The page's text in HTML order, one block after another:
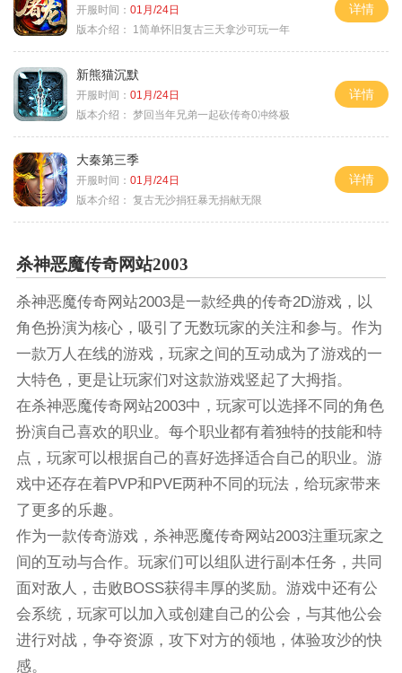
开服时间： 01月/24日
版本介绍：
1简单怀旧复古三天拿沙可玩一年
详情
新熊猫沉默
开服时间： 01月/24日
版本介绍： 梦回当年兄弟一起砍传奇0冲终极
详情
大秦第三季
开服时间： 01月/24日
版本介绍： 复古无沙捐狂暴无捐献无限
详情
杀神恶魔传奇网站2003
杀神恶魔传奇网站2003是一款经典的传奇2D游戏，以
角色扮演为核心，吸引了无数玩家的关注和参与。作为
一款万人在线的游戏，玩家之间的互动成为了游戏的一
大特色，更是让玩家们对这款游戏竖起了大拇指。
在杀神恶魔传奇网站2003中，玩家可以选择不同的角色
扮演自己喜欢的职业。每个职业都有着独特的技能和特
点，玩家可以根据自己的喜好选择适合自己的职业。游
戏中还存在着PVP和PVE两种不同的玩法，给玩家带来
了更多的乐趣。
作为一款传奇游戏，杀神恶魔传奇网站2003注重玩家之
间的互动与合作。玩家们可以组队进行副本任务，共同
面对敌人，击败BOSS获得丰厚的奖励。游戏中还有公
会系统，玩家可以加入或创建自己的公会，与其他公会
进行对战，争夺资源，攻下对方的领地，体验攻沙的快
感。